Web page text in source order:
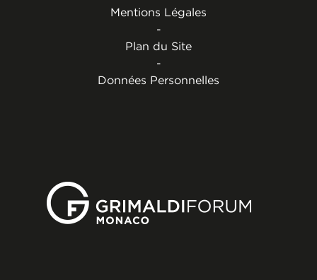
Mentions Légales
-
Plan du Site
-
Données Personnelles